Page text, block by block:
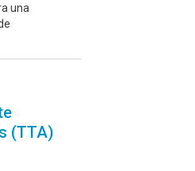
una
(TTA)